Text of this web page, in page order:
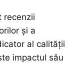
recenzii
și a
al calității
impactul său